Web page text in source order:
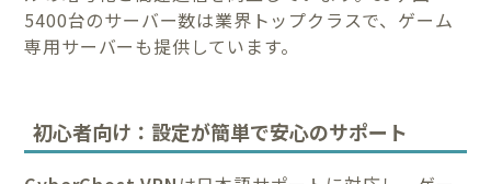
5400台のサーバー数は業界トップクラスで、ゲーム
専用サーバーも提供しています。
初心者向け：設定が簡単で安心のサポート